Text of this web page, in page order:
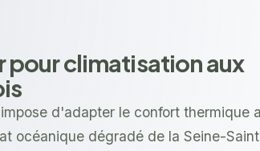
pour climatisation aux
d'adapter le confort thermique
océanique dégradé de la Seine-